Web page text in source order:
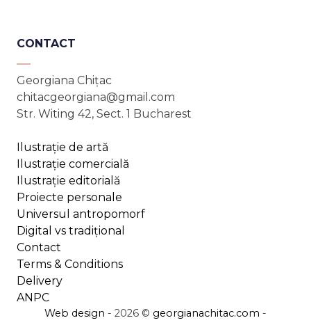
CONTACT
Georgiana Chițac
chitacgeorgiana@gmail.com
Str. Witing 42, Sect. 1 Bucharest
Ilustrație de artă
Ilustrație comercială
Ilustrație editorială
Proiecte personale
Universul antropomorf
Digital vs tradițional
Contact
Terms & Conditions
Delivery
ANPC
Web design - 2026 © georgianachitac.com -